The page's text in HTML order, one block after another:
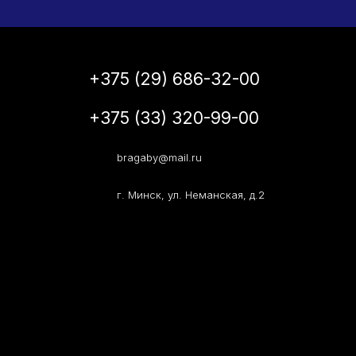
+375 (29) 686-32-00
+375 (33) 320-99-00
bragaby@mail.ru
г. Минск, ул. Неманская, д.2